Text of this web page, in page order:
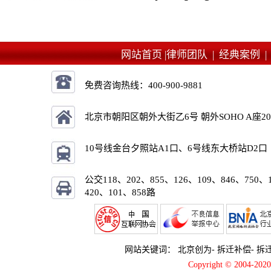
网站首页 |律师团队 |经典案例
免费咨询热线：400-900-9881
北京市朝阳区朝外大街乙6号 朝外SOHO A座
10号线金台夕照站A1口、6号线东大桥站D2口
公交118、202、855、126、109、846、750、
420、101、858路
网站关键词： 北京创为- 拆迁补偿- 拆
Copyright © 2004-